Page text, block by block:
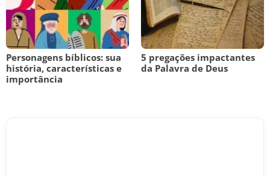
Personagens bíblicos: sua
história, características e
importância
5 pregações impactantes
da Palavra de Deus